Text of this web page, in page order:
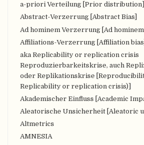
a-priori Verteilung [Prior distribution]
Abstract-Verzerrung [Abstract Bias]
Ad hominem Verzerrung [Ad
Affiliations-Verzerrung [Affiliation
aka Replicability or replication crisis
Reproduzierbarkeitskrise, auch
oder Replikationskrise
Replicability or replication crisis)]
Akademischer Einfluss [Academic
Aleatorische Unsicherheit [Aleatoric
Altmetrics
AMNESIA